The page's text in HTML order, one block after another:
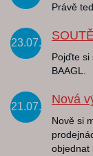
Právě
23.07.
Pojďte si
BAAGL.
21.07.
Nová
Nově si
objednat